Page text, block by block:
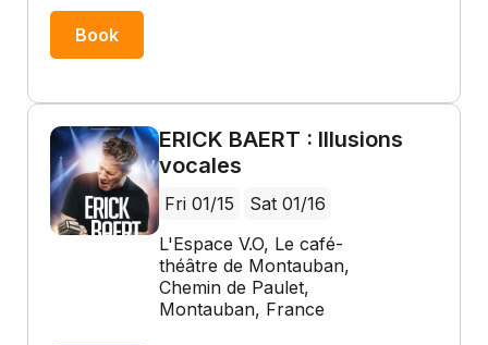
Book
ERICK BAERT : Illusions
vocales
Fri 01/15
Sat 01/16
L'Espace V.O, Le café-
théâtre de Montauban,
Chemin de Paulet,
Montauban, France